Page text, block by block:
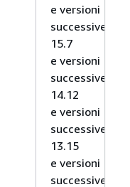
e versioni
successive,
15.7
e versioni
successive,
14.12
e versioni
successive,
13.15
e versioni
successive